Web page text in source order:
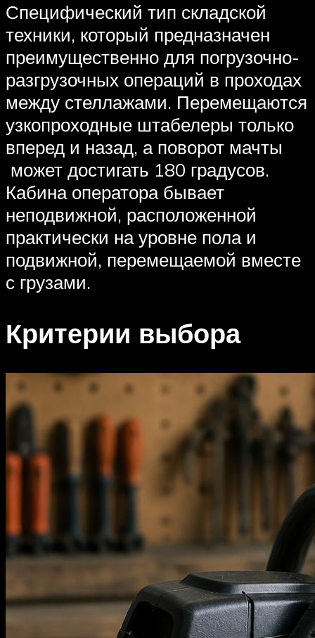
Специфический тип складской
техники, который предназначен
преимущественно для погрузочно-
разгрузочных операций в проходах
между стеллажами. Перемещаются
узкопроходные штабелеры только
вперед и назад, а поворот мачты
может достигать 180 градусов.
Кабина оператора бывает
неподвижной, расположенной
практически на уровне пола и
подвижной, перемещаемой вместе
с грузами.
Критерии выбора